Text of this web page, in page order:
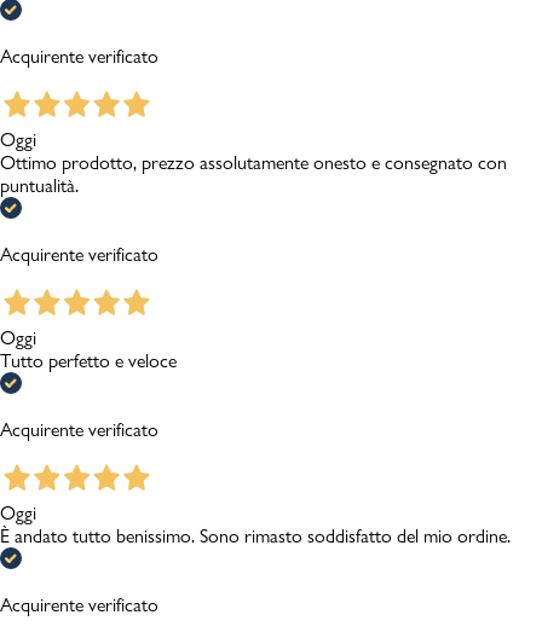
Acquirente verificato
Oggi
Ottimo prodotto, prezzo assolutamente onesto e consegnato con
puntualità.
Acquirente verificato
Oggi
Tutto perfetto e veloce
Acquirente verificato
Oggi
È andato tutto benissimo. Sono rimasto soddisfatto del mio ordine.
Acquirente verificato